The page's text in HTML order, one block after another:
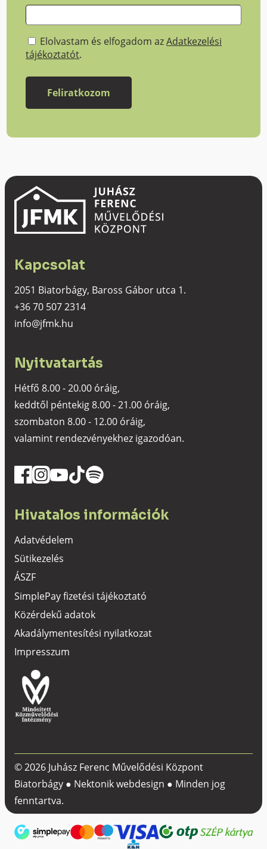
Elolvastam és elfogadom azAdatkezelési
tájékoztatót.
Kapcsolat
2051 Biatorbágy, Baross Gábor utca 1.
+36 70 507 2314
info@jfmk.hu
Nyitvatartás
Hétfő 8.00 - 20.00 óráig,
keddtől péntekig 8.00 - 21.00 óráig,
szombaton 8.00 - 12.00 óráig,
valamint rendezvényekhez igazodóan.
Hivatalos információk
Adatvédelem
Sütikezelés
ÁSZF
SimplePay fizetési tájékoztató
Közérdekű adatok
Akadálymentesítési nyilatkozat
Impresszum
© 2026 Juhász Ferenc Művelődési Központ
Biatorbágy ● Nektonik webdesign ● Minden jog
fenntartva.